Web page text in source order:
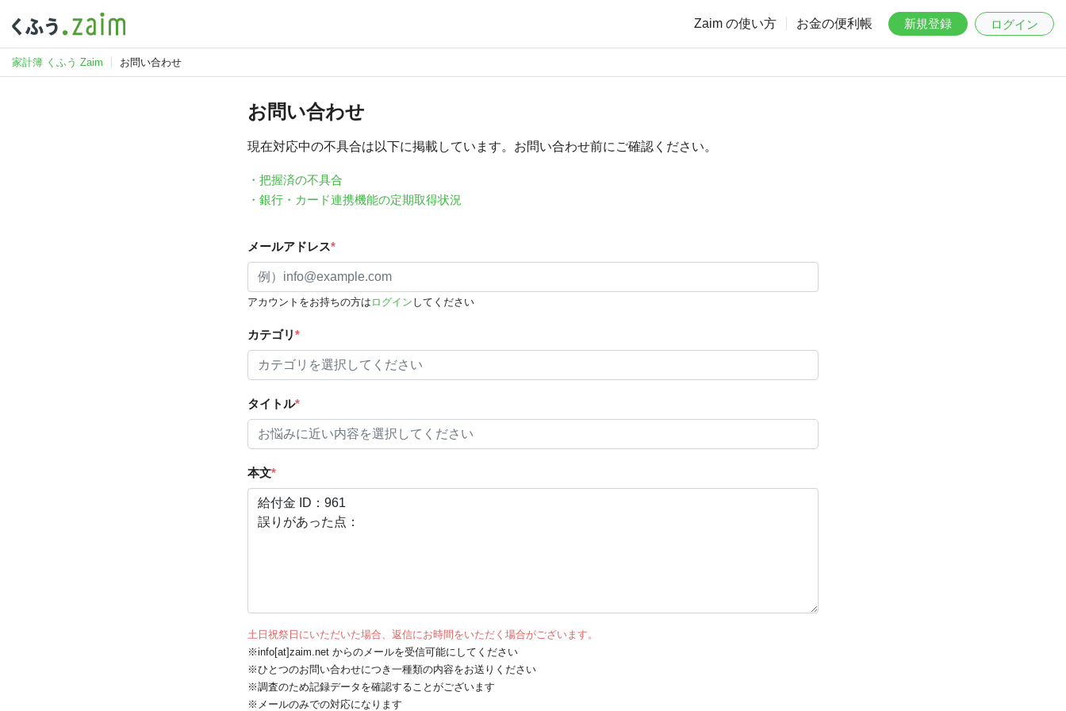
Zaim の使い方 お金の便利帳 新規登録 ログイン
家計簿 くふう Zaim お問い合わせ
お問い合わせ
現在対応中の不具合は以下に掲載しています。お問い合わせ前にご確認ください。
・把握済の不具合
・銀行・カード連携機能の定期取得状況
メールアドレス*
アカウントをお持ちの方は ログイン してください
カテゴリ*
タイトル*
本文*
土日祝祭日にいただいた場合、返信にお時間をいただく場合がございます。
※info[at]zaim.net からのメールを受信可能にしてください
※ひとつのお問い合わせにつき一種類の内容をお送りください
※調査のため記録データを確認することがございます
※メールのみでの対応になります